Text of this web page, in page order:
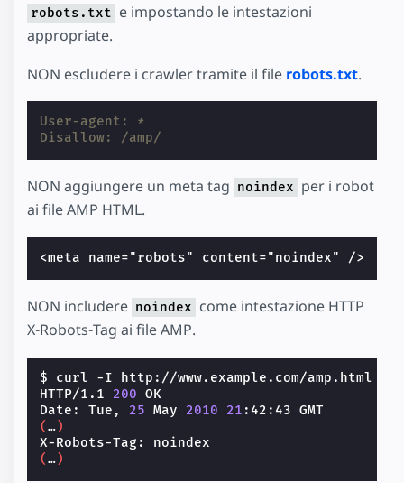
robots.txt e impostando le intestazioni
appropriate.
NON escludere i crawler tramite il file robots.txt.
User-agent: *
Disallow: /amp/
NON aggiungere un meta tag noindex per i robot
ai file AMP HTML.
<meta name="robots" content="noindex" />
NON includere noindex come intestazione HTTP
X-Robots-Tag ai file AMP.
$ curl -I http://www.example.com/amp.html
HTTP/1.1 200 OK
Date: Tue, 25 May 2010 21
(…)
X-Robots-Tag: noindex                      <
(…)